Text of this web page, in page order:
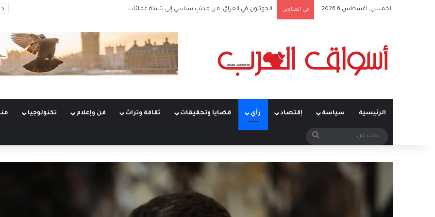
الخميس, أغسطس 6 2026 في العناوين ما بَعدَ هرمز… الخليج يُعيدُ رَسمَ خريطةِ الطاقة
الرئيسية سياسة إقتصاد رأي قضايا وتحقيقات ثقافة وتراث فن وإعلام تكنولوجيا
بحث